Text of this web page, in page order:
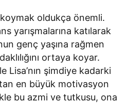
oldukça önemli.
yarışmalarına katılarak
genç yaşına rağmen
ortaya koyar.
Lisa’nın şimdiye kadarki
en büyük motivasyon
bu azmi ve tutkusu, ona